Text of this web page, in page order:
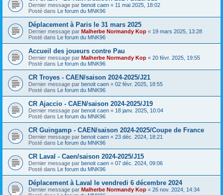
Dernier message par benoit caen « 11 mai 2025, 18:02
Posté dans Le forum du MNK96
Déplacement à Paris le 31 mars 2025
Dernier message par Malherbe Normandy Kop « 19 mars 2025, 13:28
Posté dans Le forum du MNK96
Accueil des joueurs contre Pau
Dernier message par Malherbe Normandy Kop « 20 févr. 2025, 19:55
Posté dans Le forum du MNK96
CR Troyes - CAEN/saison 2024-2025/J21
Dernier message par benoit caen « 02 févr. 2025, 18:55
Posté dans Le forum du MNK96
CR Ajaccio - CAEN/saison 2024-2025/J19
Dernier message par benoit caen « 18 janv. 2025, 10:04
Posté dans Le forum du MNK96
CR Guingamp - CAEN/saison 2024-2025/Coupe de France
Dernier message par benoit caen « 23 déc. 2024, 18:21
Posté dans Le forum du MNK96
CR Laval - Caen/saison 2024-2025/J15
Dernier message par benoit caen « 07 déc. 2024, 09:06
Posté dans Le forum du MNK96
Déplacement à Laval le vendredi 6 décembre 2024
Dernier message par Malherbe Normandy Kop « 26 nov. 2024, 14:34